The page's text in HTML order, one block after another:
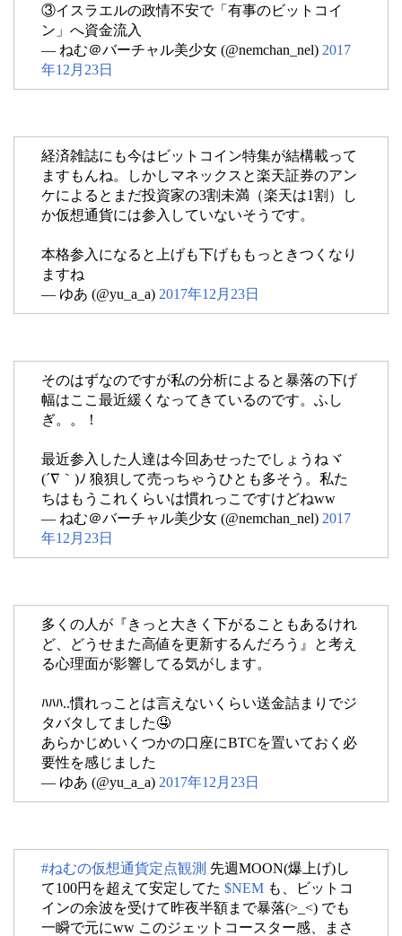
③イスラエルの政情不安で「有事のビットコイ
ン」へ資金流入
— ねむ＠バーチャル美少女 (@nemchan_nel) 2017
年12月23日
経済雑誌にも今はビットコイン特集が結構載って
ますもんね。しかしマネックスと楽天証券のアン
ケによるとまだ投資家の3割未満（楽天は1割）し
か仮想通貨には参入していないそうです。
本格参入になると上げも下げももっときつくなり
ますね
— ゆあ (@yu_a_a) 2017年12月23日
そのはずなのですが私の分析によると暴落の下げ
幅はここ最近緩くなってきているのです。ふし
ぎ。。！
最近参入した人達は今回あせったでしょうねヾ
(´∇｀)ﾉ 狼狽して売っちゃうひとも多そう。私た
ちはもうこれくらいは慣れっこですけどねww
— ねむ＠バーチャル美少女 (@nemchan_nel) 2017
年12月23日
多くの人が『きっと大きく下がることもあるけれ
ど、どうせまた高値を更新するんだろう』と考え
る心理面が影響してる気がします。
ﾊﾊﾊ..慣れっことは言えないくらい送金詰まりでジ
タバタしてました🤤
あらかじめいくつかの口座にBTCを置いておく必
要性を感じました
— ゆあ (@yu_a_a) 2017年12月23日
#ねむの仮想通貨定点観測 先週MOON(爆上げ)し
て100円を超えて安定してた $NEM も、ビットコ
インの余波を受けて昨夜半額まで暴落(>_<) でも
一瞬で元にww このジェットコースター感、まさ